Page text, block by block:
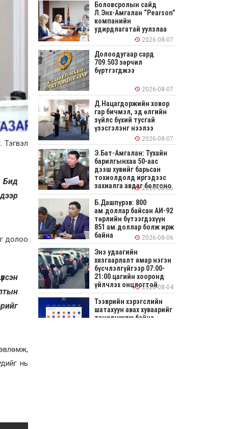
Тэгвэл
Бид
долоо
нь
Боловсролын сайд
Л.Энх-Амгалан “Pearson”
компанийн
удирдлагатай уулзлаа
2026-08-07
Долоодугаар сард
709.503 зөрчил
бүртгэгджээ
2026-08-07
Д.Нацагдоржийн ховор
гар бичмэл, эд өлгийн
зүйлс бүхий тусгай
үзэсгэлэнг нээлээ
2026-08-07
Э.Бат-Амгалан: Тухайн
барилгынхаа 50-аас
дээш хувийг барьсан
тохиолдолд иргэдээс
захиалга авдаг болгоно
2026-08-06
Б.Дашпүрэв: 800
ам.доллар байсан АИ-92
төрлийн бүтээгдэхүүн
851 ам.доллар болж ирж
байна
2026-08-06
Энэ удаагийн
хязгаарлалт ямар нэгэн
бүсчлэлгүйгээр 07:00-
21:00 цагийн хооронд
үйлчлэх онцлогтой2026-08-04
Тээврийн хэрэгслийн
шатахуун авах хуваарийг
танилцуулж байна